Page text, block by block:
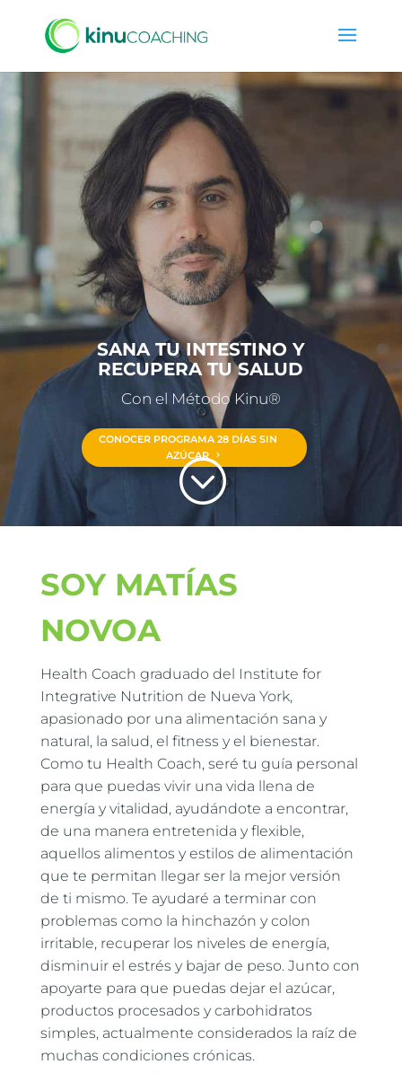
SANA TU INTESTINO Y
RECUPERA TU SALUD
Con el Método Kinu®
CONOCER PROGRAMA 28 DÍAS SIN
AZÚCAR
;
SOY MATÍAS
NOVOA
Health Coach graduado del Institute for
Integrative Nutrition de Nueva York,
apasionado por una alimentación sana y
natural, la salud, el fitness y el bienestar.
Como tu Health Coach, seré tu guía personal
para que puedas vivir una vida llena de
energía y vitalidad, ayudándote a encontrar,
de una manera entretenida y flexible,
aquellos alimentos y estilos de alimentación
que te permitan llegar ser la mejor versión
de ti mismo. Te ayudaré a terminar con
problemas como la hinchazón y colon
irritable, recuperar los niveles de energía,
disminuir el estrés y bajar de peso. Junto con
apoyarte para que puedas dejar el azúcar,
productos procesados y carbohidratos
simples, actualmente considerados la raíz de
muchas condiciones crónicas.